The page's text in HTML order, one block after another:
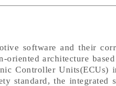
software and their
oriented architecture
Controller
standard, the integrated